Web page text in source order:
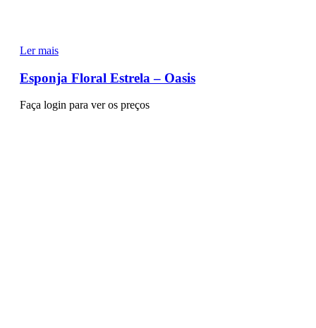
Ler mais
Esponja Floral Estrela – Oasis
Faça login para ver os preços